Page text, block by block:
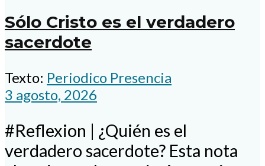
Sólo Cristo es el verdadero
sacerdote
Texto: Periodico Presencia
3 agosto, 2026
#Reflexion | ¿Quién es el
verdadero sacerdote? Esta nota